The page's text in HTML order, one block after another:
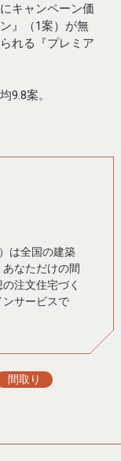
キャンペーン価
』（1案）が無
れる『プレミア
9.8案。
は全国の建築
なただけの間
注文住宅づく
ンサービスで
間取り